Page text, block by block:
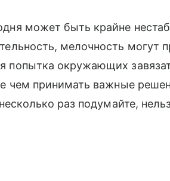
может быть крайне
мелочность могут
окружающих
чем принимать важные
раз подумайте,